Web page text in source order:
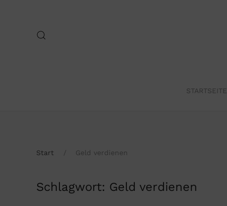
Skip to main content
STARTSEITE
Start Geld verdienen
Schlagwort: Geld verdienen